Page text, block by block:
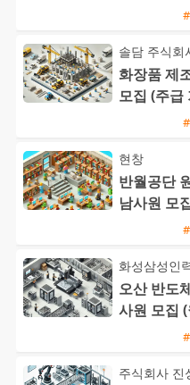
솔담 주식회
화장품 제
모집 (주급
현창
반월공단
남사원 모
및 삼시세
화성삼성인
오산 반도
사원 모집
한 수당 혜
주식회사 진